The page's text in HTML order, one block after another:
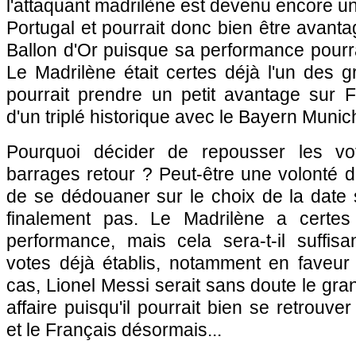
l'attaquant madrilène est devenu encore
Portugal et pourrait donc bien être
Ballon d'Or puisque sa performance
Le Madrilène était certes déjà l'un des
pourrait prendre un petit avantage sur
d'un triplé historique avec le Bayern
Pourquoi décider de repousser les
barrages retour ? Peut-être une volonté
de se dédouaner sur le choix de la date
finalement pas. Le Madrilène a
performance, mais cela sera-t-il
votes déjà établis, notamment en
cas, Lionel Messi serait sans doute le
affaire puisqu'il pourrait bien se
et le Français désormais...